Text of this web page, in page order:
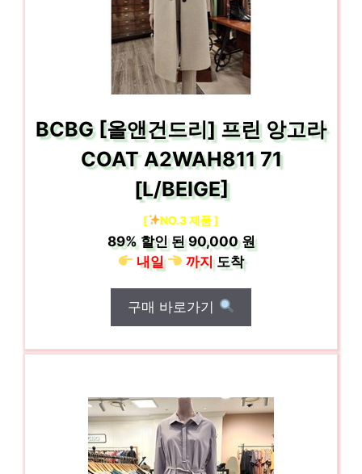
BCBG [올앤건드리] 프린 앙고라
COAT A2WAH811 71
[L/BEIGE]
[ NO.3 제품 ]
89%할인 된90,000 원
내일
까지도착
구매 바로가기